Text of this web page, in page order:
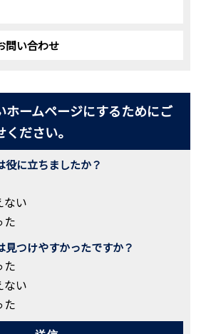
問い合わせ
ホームページにするためにご
ださい。
役に立ちましたか？
ない
た
見つけやすかったですか？
た
ない
た